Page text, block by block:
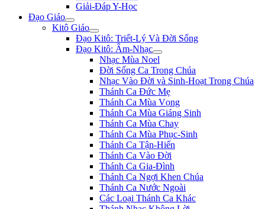
Giải-Đáp Y-Học
Đạo Giáo
Kitô Giáo
Đạo Kitô: Triết-Lý Và Đời Sống
Đạo Kitô: Âm-Nhạc
Nhạc Mùa Noel
Đời Sống Ca Trong Chúa
Nhạc Vào Đời và Sinh-Hoạt Trong Chúa
Thánh Ca Đức Mẹ
Thánh Ca Mùa Vọng
Thánh Ca Mùa Giáng Sinh
Thánh Ca Mùa Chay
Thánh Ca Mùa Phục-Sinh
Thánh Ca Tận-Hiến
Thánh Ca Vào Đời
Thánh Ca Gia-Đình
Thánh Ca Ngợi Khen Chúa
Thánh Ca Nước Ngoài
Các Loại Thánh Ca Khác